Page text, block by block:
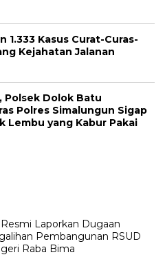
Kasus Curat-Curas-
Kejahatan Jalanan
Polsek Dolok Batu
Polres Simalungun Sigap
Lembu yang Kabur Pakai